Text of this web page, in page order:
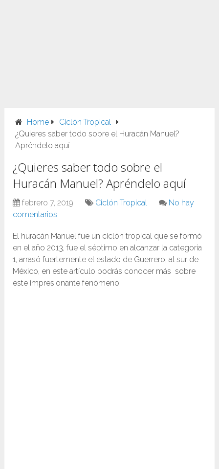
Home
Ciclón Tropical
¿Quieres saber todo sobre el Huracán Manuel?
Apréndelo aquí
¿Quieres saber todo sobre el
Huracán Manuel? Apréndelo aquí
febrero 7, 2019 Ciclón Tropical
No hay
comentarios
El huracán Manuel fue un ciclón tropical que se formó
en el año 2013, fue el séptimo en alcanzar la categoría
1, arrasó fuertemente el estado de Guerrero, al sur de
México, en este artículo podrás conocer más sobre
este impresionante fenómeno.